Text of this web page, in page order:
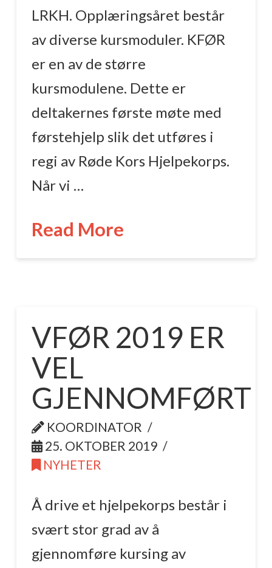
LRKH. Opplæringsåret består
av diverse kursmoduler. KFØR
er en av de større
kursmodulene. Dette er
deltakernes første møte med
førstehjelp slik det utføres i
regi av Røde Kors Hjelpekorps.
Når vi …
Read More
VFØR 2019 ER
VEL
GJENNOMFØRT
KOORDINATOR
25. OKTOBER 2019
NYHETER
Å drive et hjelpekorps består i
svært stor grad av å
gjennomføre kursing av